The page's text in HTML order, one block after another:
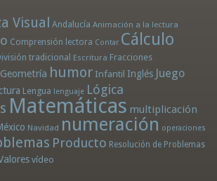
Visual Andalucía Animación a la lectura
Comprensión lectora Contar Cálculo
tradicional Escritura Fracciones
Geometría humor Infantil Inglés Juego
Lengua lenguaje Lógica
Matemáticas multiplicación
Navidad numeración operaciones
Producto Resolución de Problemas
vídeo